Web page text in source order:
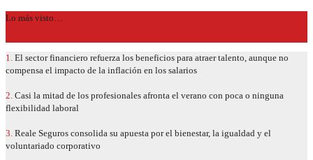
Lo más visto…
1. El sector financiero refuerza los beneficios para atraer talento, aunque no
compensa el impacto de la inflación en los salarios
2. Casi la mitad de los profesionales afronta el verano con poca o ninguna
flexibilidad laboral
3. Reale Seguros consolida su apuesta por el bienestar, la igualdad y el
voluntariado corporativo